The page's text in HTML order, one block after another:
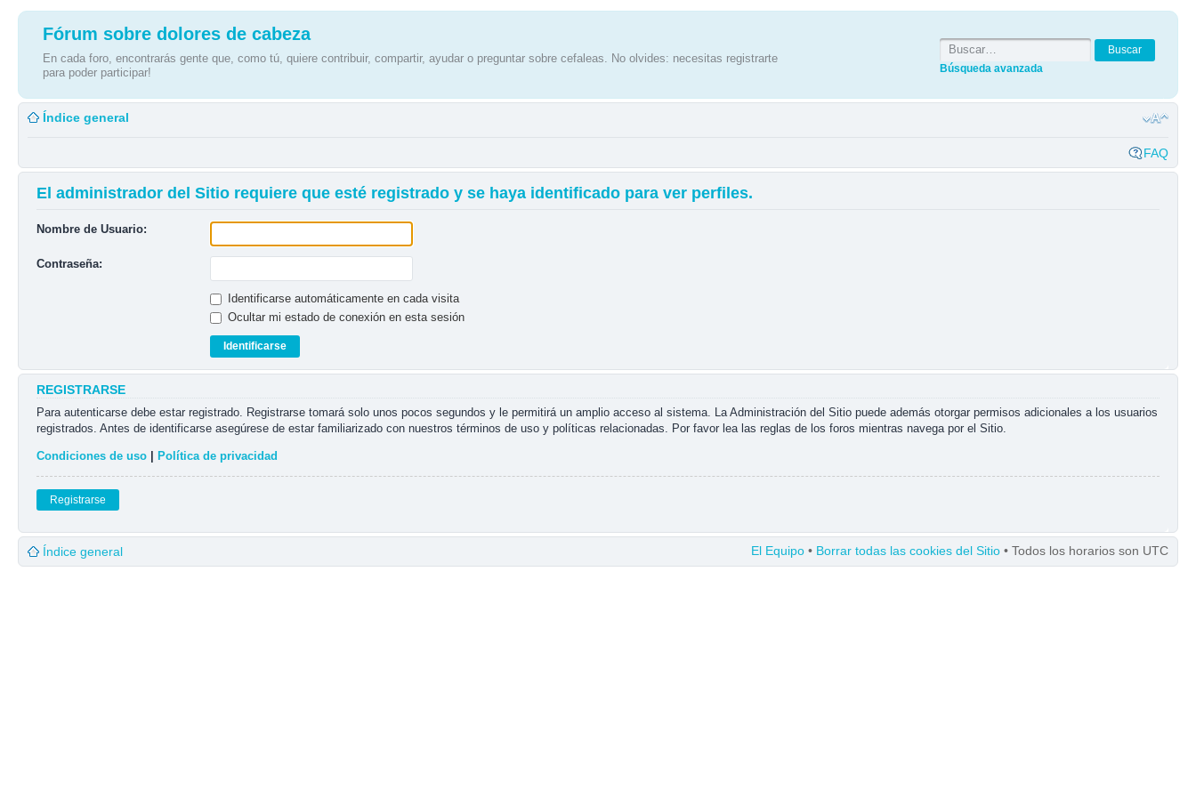
Fórum sobre dolores de cabeza
En cada foro, encontrarás gente que, como tú, quiere contribuir, compartir, ayudar o preguntar sobre cefaleas. No olvides: necesitas registrarte
para poder participar!
Búsqueda avanzada
Índice general
FAQ
El administrador del Sitio requiere que esté registrado y se haya identificado para ver perfiles.
Nombre de Usuario:
Contraseña:
Identificarse automáticamente en cada visita
Ocultar mi estado de conexión en esta sesión
REGISTRARSE
Para autenticarse debe estar registrado. Registrarse tomará solo unos pocos segundos y le permitirá un amplio acceso al sistema. La Administración del Sitio puede además otorgar permisos adicionales a los usuarios
registrados. Antes de identificarse asegúrese de estar familiarizado con nuestros términos de uso y políticas relacionadas. Por favor lea las reglas de los foros mientras navega por el Sitio.
Condiciones de uso Política de privacidad
Registrarse
Índice general El Equipo • Borrar todas las cookies del Sitio • Todos los horarios son UTC